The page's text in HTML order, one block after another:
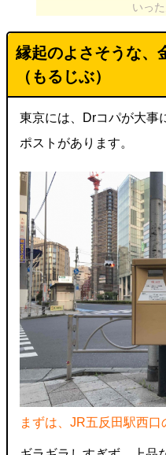
いっ
縁起のよさそうな、
（もるじぶ）
東京には、Drコパが大事
ポストがあります。
まずは、JR五反田駅西口